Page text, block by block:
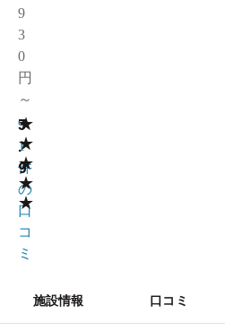
9
3
0
円
～
★
★
★
★
★
3
.
9
9
1
件
の
口
コ
ミ
施設情報 口コミ